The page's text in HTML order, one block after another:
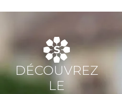
DÉCOUVREZ
LE